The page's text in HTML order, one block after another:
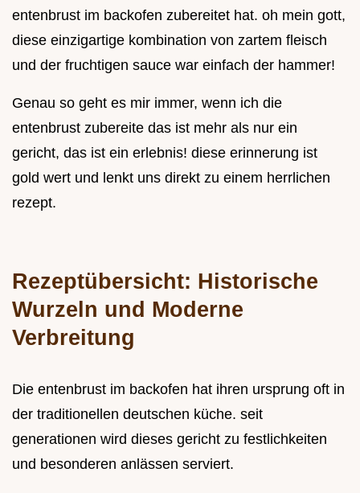
entenbrust im backofen zubereitet hat. oh mein gott,
diese einzigartige kombination von zartem fleisch
und der fruchtigen sauce war einfach der hammer!
Genau so geht es mir immer, wenn ich die
entenbrust zubereite das ist mehr als nur ein
gericht, das ist ein erlebnis! diese erinnerung ist
gold wert und lenkt uns direkt zu einem herrlichen
rezept.
Rezeptübersicht: Historische
Wurzeln und Moderne
Verbreitung
Die entenbrust im backofen hat ihren ursprung oft in
der traditionellen deutschen küche. seit
generationen wird dieses gericht zu festlichkeiten
und besonderen anlässen serviert.